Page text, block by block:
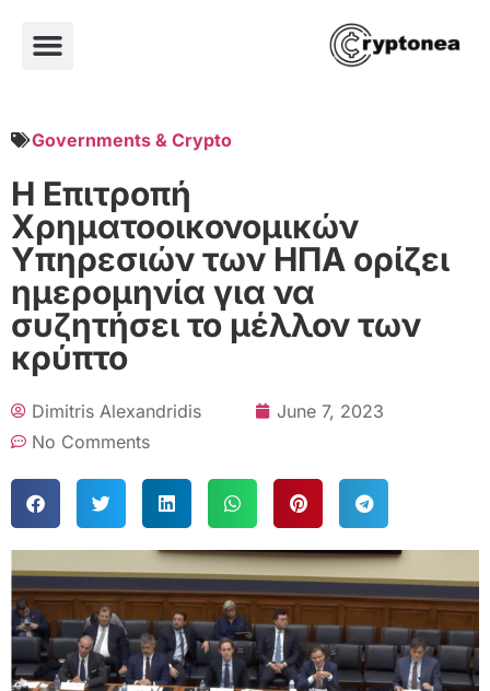
Governments & Crypto
Η Επιτροπή
Χρηματοοικονομικών
Υπηρεσιών των ΗΠΑ ορίζει
ημερομηνία για να
συζητήσει το μέλλον των
κρύπτο
Dimitris Alexandridis
June 7, 2023
No Comments